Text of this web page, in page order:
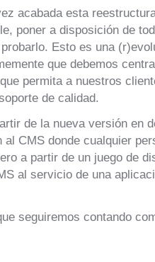
acabada esta
poner a disposición de
Esto es una
que debemos
permita a nuestros
de calidad.
de la nueva versión en
CMS donde cualquier
a partir de un juego de
al servicio de una
seguiremos contando